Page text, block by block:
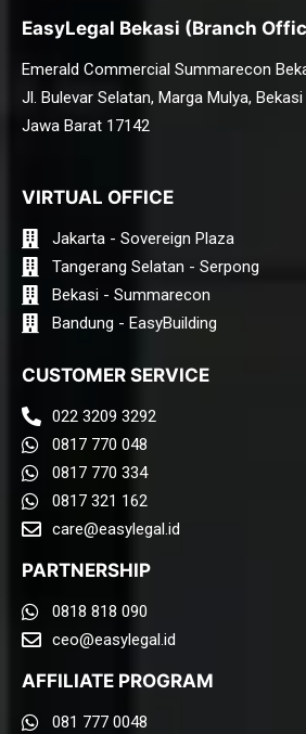
EasyLegal Bekasi (Branch
Emerald Commercial Summarecon
Jl. Bulevar Selatan, Marga Mulya,
Jawa Barat 17142
VIRTUAL OFFICE
Jakarta - Sovereign Plaza
Tangerang Selatan - Serpong
Bekasi - Summarecon
Bandung - EasyBuilding
CUSTOMER SERVICE
022 3209 3292
0817 770 048
0817 770 334
0817 321 162
care@easylegal.id​
PARTNERSHIP
0818 818 090
ceo@easylegal.id
AFFILIATE PROGRAM
081 777 0048